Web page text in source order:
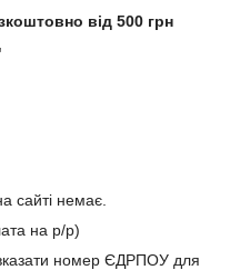
від 500 грн
сайті немає.
на р/р)
номер ЄДРПОУ для